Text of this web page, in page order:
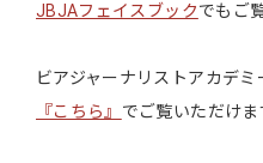
JBJAフェイスブックでもご
ビアジャーナリストアカデ
『こちら』 でご覧いただけま